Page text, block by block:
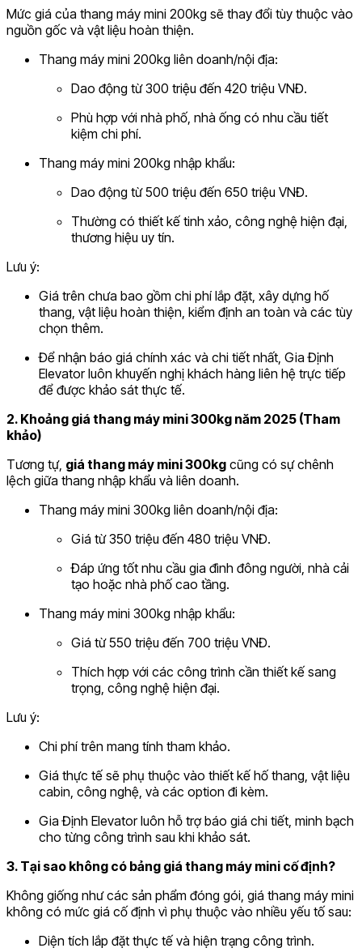
Mức giá của thang máy mini 200kg sẽ thay đổi tùy thuộc vào
nguồn gốc và vật liệu hoàn thiện.
Thang máy mini 200kg liên doanh/nội địa:
Dao động từ 300 triệu đến 420 triệu VNĐ.
Phù hợp với nhà phố, nhà ống có nhu cầu tiết
kiệm chi phí.
Thang máy mini 200kg nhập khẩu:
Dao động từ 500 triệu đến 650 triệu VNĐ.
Thường có thiết kế tinh xảo, công nghệ hiện đại,
thương hiệu uy tín.
Lưu ý:
Giá trên chưa bao gồm chi phí lắp đặt, xây dựng hố
thang, vật liệu hoàn thiện, kiểm định an toàn và các tùy
chọn thêm.
Để nhận báo giá chính xác và chi tiết nhất, Gia Định
Elevator luôn khuyến nghị khách hàng liên hệ trực tiếp
để được khảo sát thực tế.
2. Khoảng giá thang máy mini 300kg năm 2025 (Tham
khảo)
Tương tự, giá thang máy mini 300kg cũng có sự chênh
lệch giữa thang nhập khẩu và liên doanh.
Thang máy mini 300kg liên doanh/nội địa:
Giá từ 350 triệu đến 480 triệu VNĐ.
Đáp ứng tốt nhu cầu gia đình đông người, nhà cải
tạo hoặc nhà phố cao tầng.
Thang máy mini 300kg nhập khẩu:
Giá từ 550 triệu đến 700 triệu VNĐ.
Thích hợp với các công trình cần thiết kế sang
trọng, công nghệ hiện đại.
Lưu ý:
Chi phí trên mang tính tham khảo.
Giá thực tế sẽ phụ thuộc vào thiết kế hố thang, vật liệu
cabin, công nghệ, và các option đi kèm.
Gia Định Elevator luôn hỗ trợ báo giá chi tiết, minh bạch
cho từng công trình sau khi khảo sát.
3. Tại sao không có bảng giá thang máy mini cố định?
Không giống như các sản phẩm đóng gói, giá thang máy mini
không có mức giá cố định vì phụ thuộc vào nhiều yếu tố sau:
Diện tích lắp đặt thực tế và hiện trạng công trình.